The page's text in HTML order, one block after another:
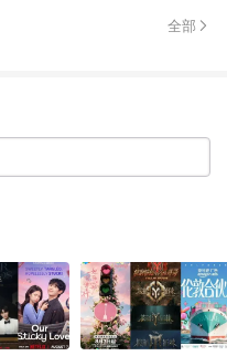
1日
全部